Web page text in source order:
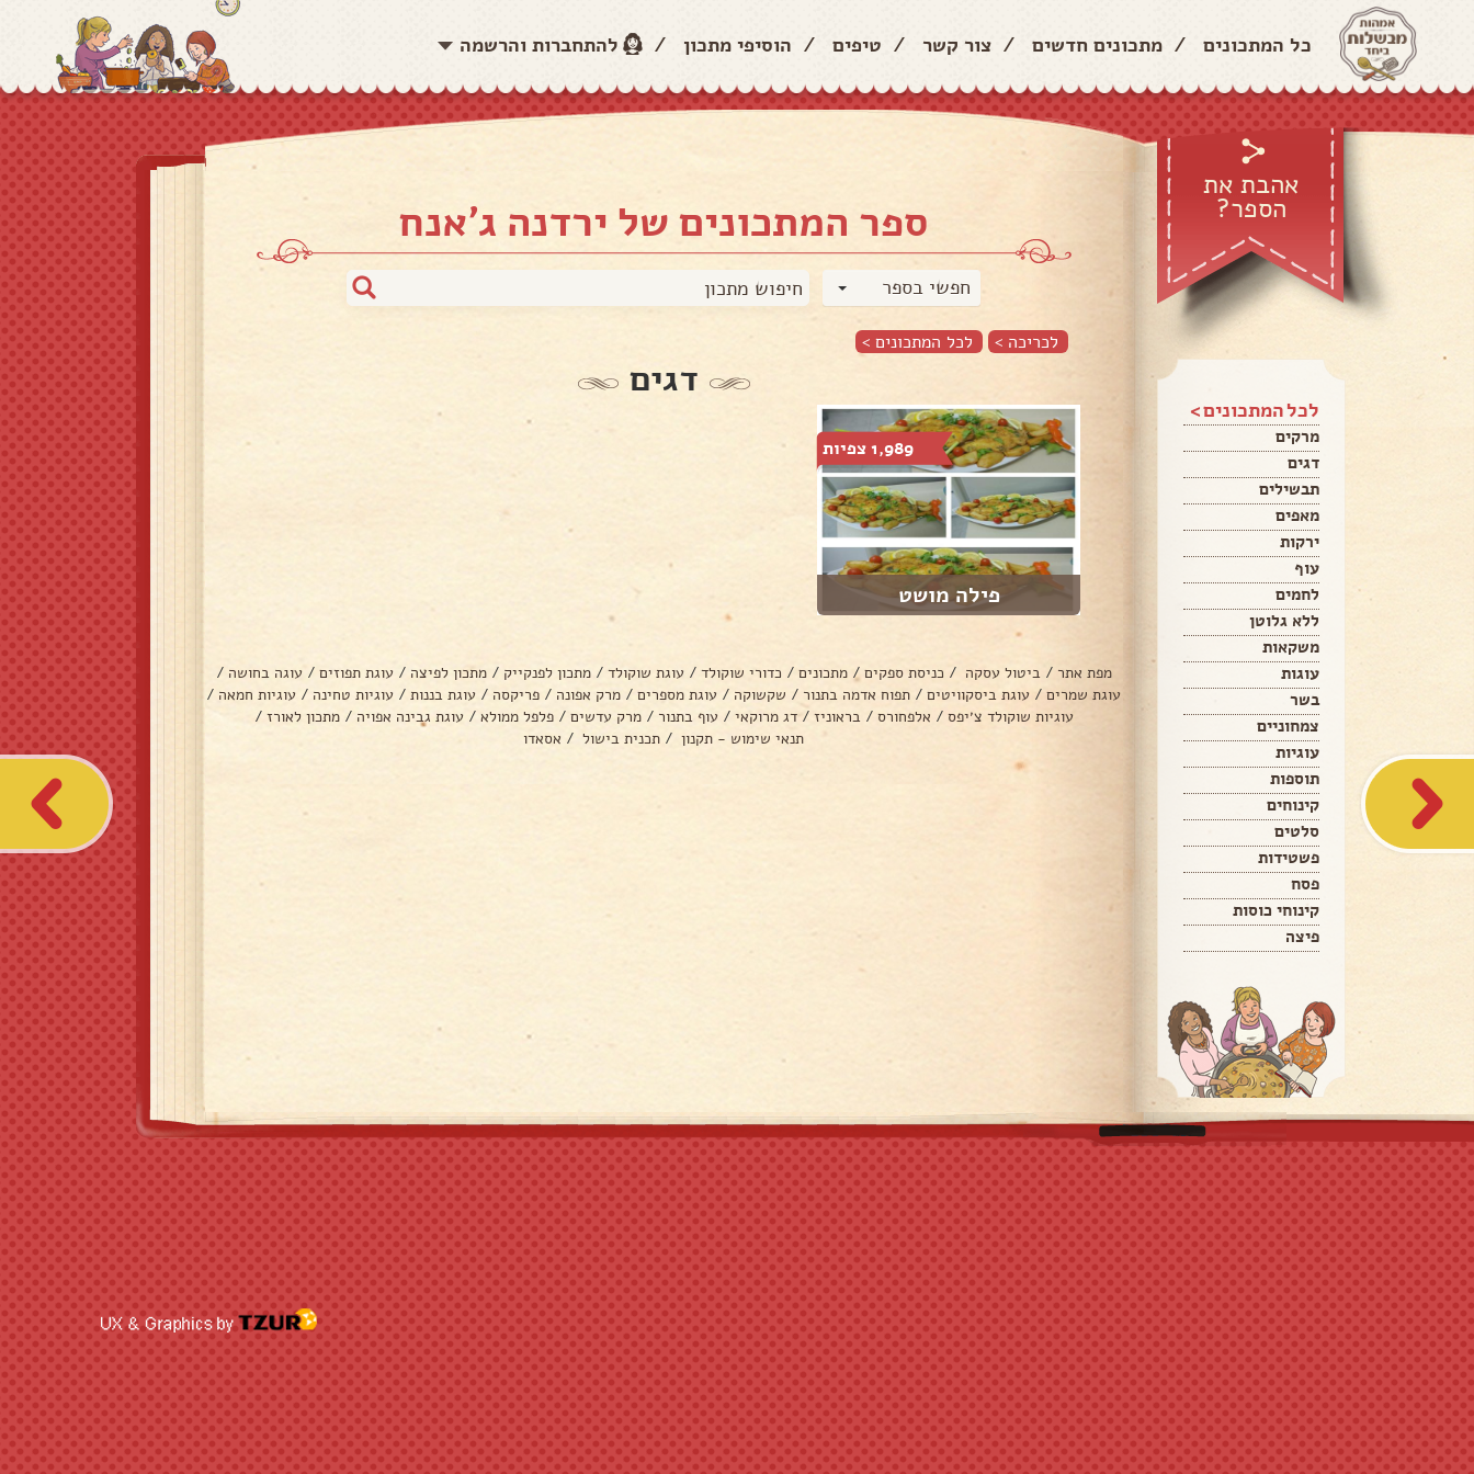
כל המתכונים / מתכונים חדשים / צור קשר / טיפים / הוסיפי מתכון / להתחברות והרשמה
אהבת את
הספר?
לכל המתכונים >
מרקים
דגים
תבשילים
מאפים
ירקות
עוף
לחמים
ללא גלוטן
משקאות
עוגות
בשר
צמחוניים
עוגיות
תוספות
קינוחים
סלטים
פשטידות
פסח
קינוחי כוסות
פיצה
ספר המתכונים של ירדנה ג'אנח
חפשי בספר
לכריכה > לכל המתכונים >
דגים
1,989 צפיות
פילה מושט
מפת אתר / ביטול עסקה / כניסת ספקים / מתכונים / כדורי שוקולד / עוגת שוקולד / מתכון לפנקייק / מתכון לפיצה / עוגת תפוזים / עוגה בחושה /
עוגת שמרים / עוגת ביסקוויטים / תפוח אדמה בתנור / שקשוקה / עוגת מספרים / מרק אפונה / פריקסה / עוגת בננות / עוגיות טחינה / עוגיות חמאה /
עוגיות שוקולד צ׳יפס / אלפחורס / בראוניז / דג מרוקאי / עוף בתנור / מרק עדשים / פלפל ממולא / עוגת גבינה אפויה / מתכון לאורז /
תנאי שימוש - תקנון / תכנית בישול / אסאדו